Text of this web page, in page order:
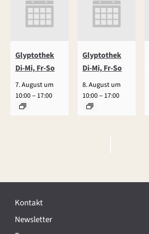
Glyptothek
Di-Mi, Fr-So
7. August um
10:00– 17:00
Glyptothek
Di-Mi, Fr-So
8. August um
10:00– 17:00
e
a
n
Kontakt
Newsletter